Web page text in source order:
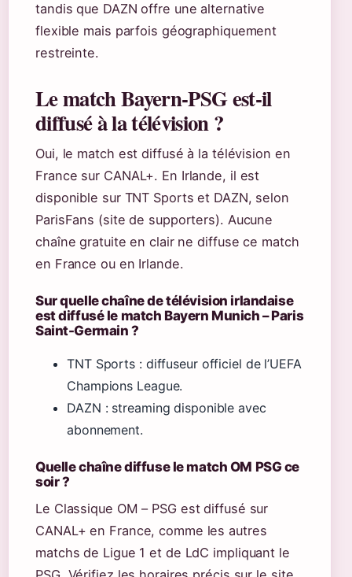
tandis que DAZN offre une alternative
flexible mais parfois géographiquement
restreinte.
Le match Bayern-PSG est-il
diffusé à la télévision ?
Oui, le match est diffusé à la télévision en
France sur CANAL+. En Irlande, il est
disponible sur TNT Sports et DAZN, selon
ParisFans (site de supporters). Aucune
chaîne gratuite en clair ne diffuse ce match
en France ou en Irlande.
Sur quelle chaîne de télévision irlandaise
est diffusé le match Bayern Munich – Paris
Saint-Germain ?
TNT Sports : diffuseur officiel de l’UEFA
Champions League.
DAZN : streaming disponible avec
abonnement.
Quelle chaîne diffuse le match OM PSG ce
soir ?
Le Classique OM – PSG est diffusé sur
CANAL+ en France, comme les autres
matchs de Ligue 1 et de LdC impliquant le